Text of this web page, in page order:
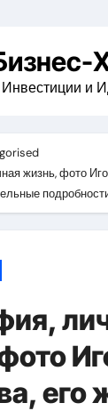
Инвестиции и
жизнь, фото
его